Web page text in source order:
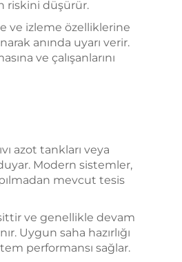
riskini düşürür.
ve izleme özelliklerine
anında uyarı verir.
ve çalışanlarını
azot tankları veya
Modern sistemler,
mevcut tesis
ve genellikle devam
Uygun saha hazırlığı
performansı sağlar.